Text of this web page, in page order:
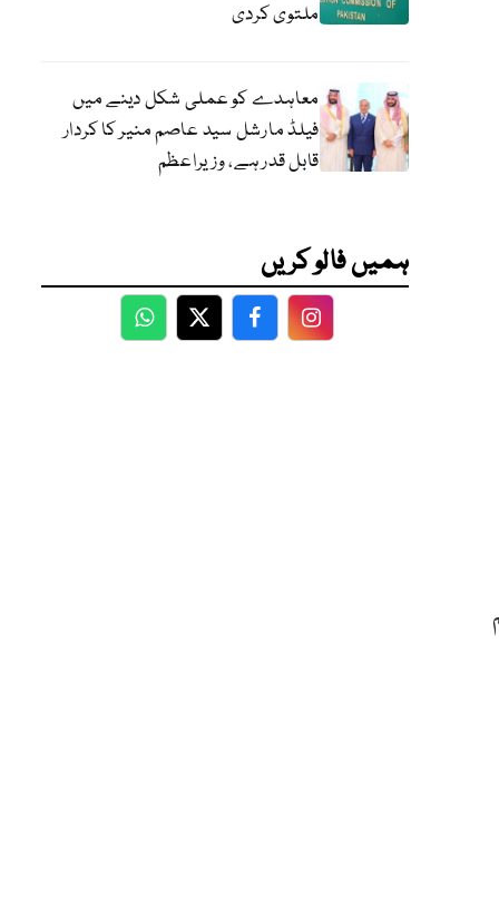
ملتوی کردی
معاہدے کو عملی شکل دینے میں
فیلڈ مارشل سید عاصم منیر کا کردار
قابل قدر ہے، وزیراعظم
ہمیں فالو کریں
WhatsApp
TwitterFacebookFacebook